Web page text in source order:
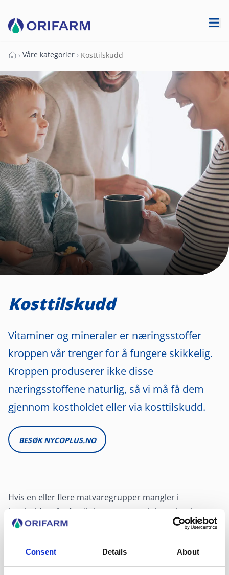
Consent Details About
Forside
› Våre kategorier › Kosttilskudd
Kosttilskudd
Vitaminer og mineraler er næringsstoffer
kroppen vår trenger for å fungere skikkelig.
Kroppen produserer ikke disse
næringsstoffene naturlig, så vi må få dem
gjennom kostholdet eller via kosttilskudd.
BESØK NYCOPLUS.NO
Hvis en eller flere matvaregrupper mangler i
kostholdet vårt fordi vi er veganere, laktoseintolerante
eller bare litt kresne, kan det være lurt å ta
kosttilskudd.
Lær om de ulike vitaminene og mineralene og hvilke
som anbefales som et daglig tilskudd.